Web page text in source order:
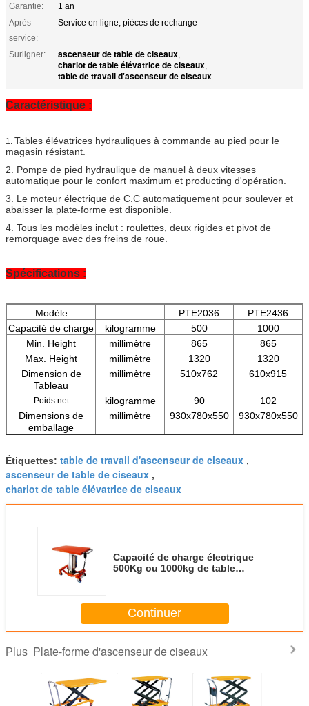
Garantie:
1 an
Après
service:
Service en ligne, pièces de rechange
Surligner: ascenseur de table de ciseaux,
chariot de table élévatrice de ciseaux,
table de travail d'ascenseur de ciseaux
Caractéristique :
1. Tables élévatrices hydrauliques à commande au pied pour le
magasin résistant.
2. Pompe de pied hydraulique de manuel à deux vitesses
automatique pour le confort maximum et producting d'opération.
3. Le moteur électrique de C.C automatiquement pour soulever et
abaisser la plate-forme est disponible.
4. Tous les modèles inclut : roulettes, deux rigides et pivot de
remorquage avec des freins de roue.
Spécifications :
Modèle PTE2036
PTE2436
Capacité de charge
kilogramme 500
1000
Min. Height
millimètre 865
865
Max. Height
millimètre 1320
1320
Dimension de
Tableau
millimètre 510x762 610x915
Poids net kilogramme 90
102
Dimensions de
emballage
millimètre 930x780x550 930x780x550
Étiquettes: table de travail d'ascenseur de ciseaux ,
ascenseur de table de ciseaux ,
chariot de table élévatrice de ciseaux
Capacité de charge électrique
500Kg ou 1000kg de table
hydraulique d'ascenseur
Continuer
Plus Plate-forme d'ascenseur de ciseaux